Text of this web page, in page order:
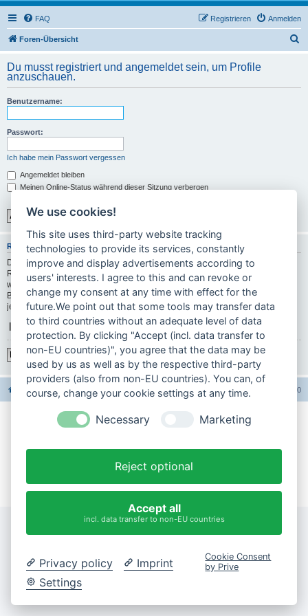
FAQ Anmelden
Registrieren
Foren-Übersicht
h
Du musst registriert und angemeldet sein, um Profile
anzuschauen.
Benutzername:
Passwort:
Ich habe mein Passwort vergessen
Angemeldet bleiben
Meinen Online-Status während dieser Sitzung verbergen
REGISTRIEREN
Du musst in diesem Forum registriert sein, um dich anmelden zu können. Die
Registrierung ist in wenigen Augenblicken erledigt und ermöglicht dir, auf
weitere Funktionen zuzugreifen. Die Board-Administration kann registrierten
Benutzern auch zusätzliche Berechtigungen zuweisen. Bitte beachte auch die
jeweiligen Forenregeln, wenn du dich in diesem Board bewegst.
|
Registrieren
Foren-Übersicht Alle Zeiten sind UTC+02:00
Alle Foren-Cookies löschen
Impressum
Cookie-Einstellungen ändern
We use cookies!
This site uses third-party website tracking
technologies to provide its services, constantly
improve and display advertisements according to
users' interests. I agree to this and can revoke or
change my consent at any time with effect for the
future.We point out that some tools may transfer data
to third countries without an adequate level of data
protection. By clicking "Accept (incl. data transfer to
non-EU countries)", you agree that the data may be
used by us as well as by the respective third-party
providers (also from non-EU countries). You can, of
course, change your cookie settings at any time.
Necessary Marketing
Reject optional
Accept all
incl. data transfer to non-EU countries
Privacy policy
Imprint
Settings
Cookie Consent
by Prive